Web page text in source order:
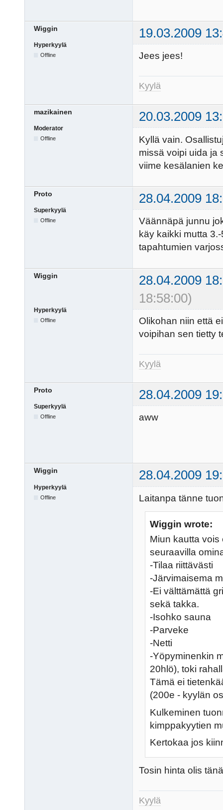
Wiggin 19.03.2009
Hyperkyylä
Offline Jees jees!
Kyylä
mazikainen 20.03.2009
Moderator
Offline
Kyllä vain.
missä voipi uida ja
viime kesälanien
Proto 28.04.2009
Superkyylä
Offline
Väännäpä junnu
käy kaikki mutta
tapahtumien
Wiggin
28.04.2009
18:58:00)
Hyperkyylä
Offline
Olikohan niin että
voipihan sen tietty
Kyylä
Proto 28.04.2009
Superkyylä
Offline aww
Wiggin 28.04.2009
Hyperkyylä
Offline Laitanpa tänne
Wiggin wrote:
Miun kautta
seuraavilla
-Tilaa riittävästi
-Järvimaisema
-Ei välttämättä
sekä takka.
-Isohko sauna
-Parveke
-Netti
-Yöpyminenkin
20hlö), toki
Tämä ei
(200e - kyylän
Kulkeminen
kimppakyytien
Kertokaa jos
Tosin hinta olis
Kyylä